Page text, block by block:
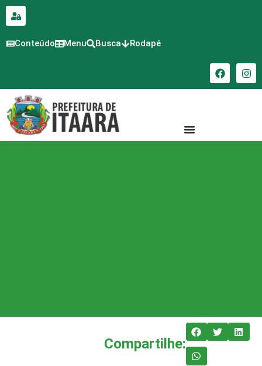
conteúdo
Conteúdo Menu Busca Rodapé
Compartilhe: